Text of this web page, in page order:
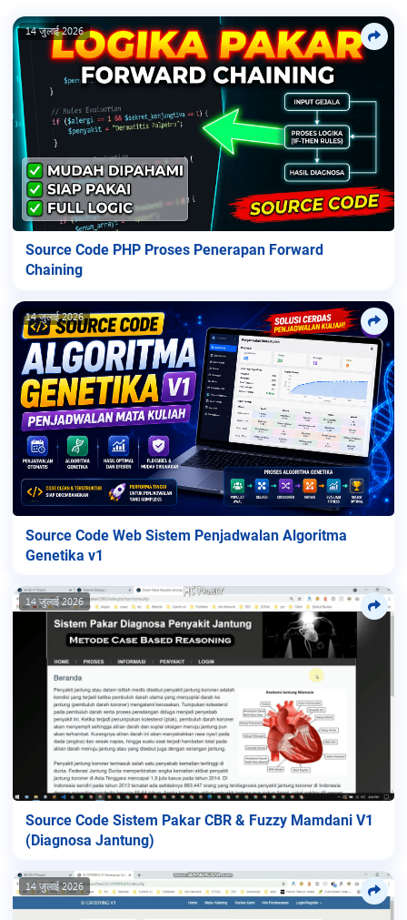
14 जुलाई 2026
Source Code PHP Proses Penerapan Forward
Chaining
14 जुलाई 2026
Source Code Web Sistem Penjadwalan Algoritma
Genetika v1
14 जुलाई 2026
Source Code Sistem Pakar CBR & Fuzzy Mamdani V1
(Diagnosa Jantung)
14 जुलाई 2026